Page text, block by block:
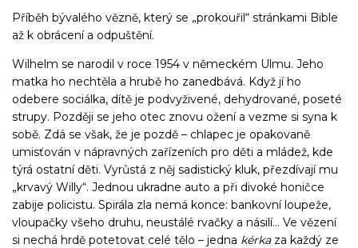
Příběh bývalého vězně, který se „prokouřil“ stránkami Bible
až k obrácení a odpuštění.
Wilhelm se narodil v roce 1954 v německém Ulmu. Jeho
matka ho nechtěla a hrubě ho zanedbává. Když jí ho
odebere sociálka, dítě je podvyživené, dehydrované, poseté
strupy. Později se jeho otec znovu ožení a vezme si syna k
sobě. Zdá se však, že je pozdě – chlapec je opakovaně
umisťován v nápravných zařízeních pro děti a mládež, kde
týrá ostatní děti. Vyrůstá z něj sadistický kluk, přezdívají mu
„krvavý Willy“. Jednou ukradne auto a při divoké honičce
zabije policistu. Spirála zla nemá konce: bankovní loupeže,
vloupačky všeho druhu, neustálé rvačky a násilí… Ve vězení
si nechá hrdě potetovat celé tělo – jedna kérkaza každý ze